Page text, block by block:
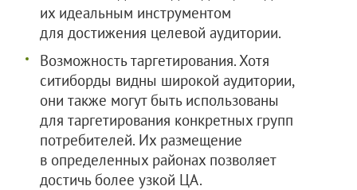
их идеальным инструментом
для достижения целевой аудитории.
Возможность таргетирования. Хотя
ситиборды видны широкой аудитории,
они также могут быть использованы
для таргетирования конкретных групп
потребителей. Их размещение
в определенных районах позволяет
достичь более узкой ЦА.